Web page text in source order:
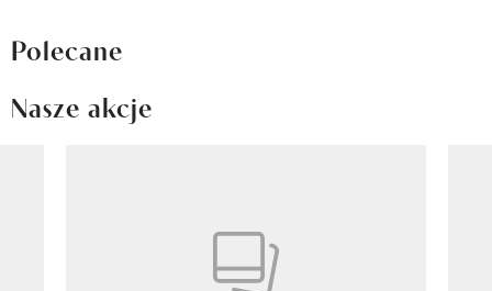
Polecane
Nasze akcje